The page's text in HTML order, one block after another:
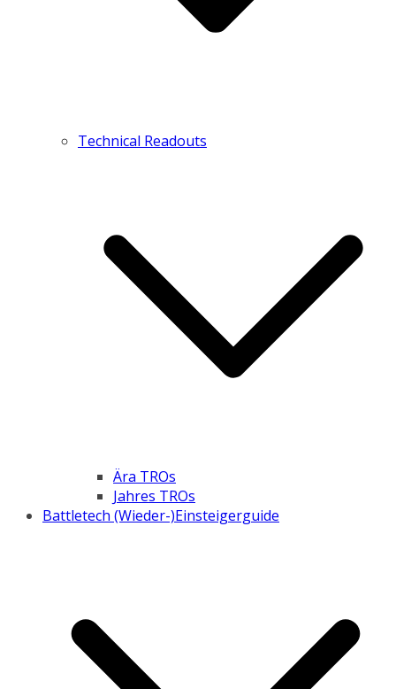
Technical Readouts
Ära TROs
Jahres TROs
Battletech (Wieder-)Einsteigerguide